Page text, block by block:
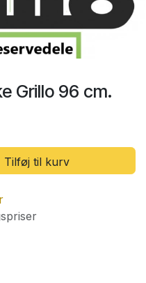
Grillo 96 cm.
Tilføj til kurv